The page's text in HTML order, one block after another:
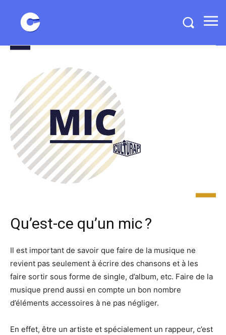
Qu’est-ce qu’un mic ?
Il est important de savoir que faire de la musique ne
revient pas seulement à écrire des chansons et à les
faire sortir sous forme de single, d’album, etc. Faire de la
musique prend aussi en compte un bon nombre
d’éléments accessoires à ne pas négliger.
En effet, être un artiste et spécialement un rappeur, c’est